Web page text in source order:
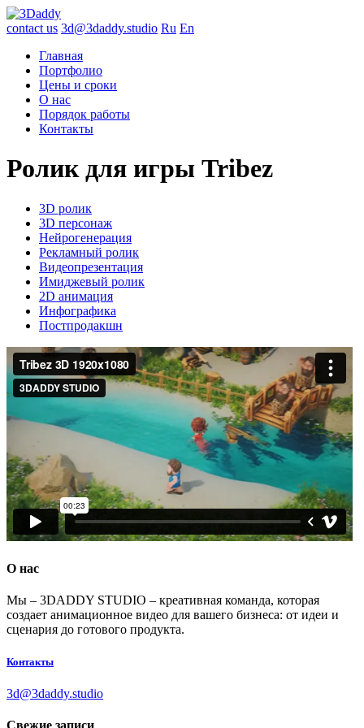
contact us 3d@3daddy.studio Ru En
Главная
Портфолио
Цены и сроки
О нас
Порядок работы
Контакты
Ролик для игры Tribez
3D ролик
3D персонаж
Нейрогенерация
Рекламный ролик
Видеопрезентация
Имиджевый ролик
2D анимация
Инфографика
Постпродакшн
О нас
Мы – 3DADDY STUDIO – креативная команда, которая
создает анимационное видео для вашего бизнеса: от идеи и
сценария до готового продукта.
Контакты
3d@3daddy.studio
Свежие записи